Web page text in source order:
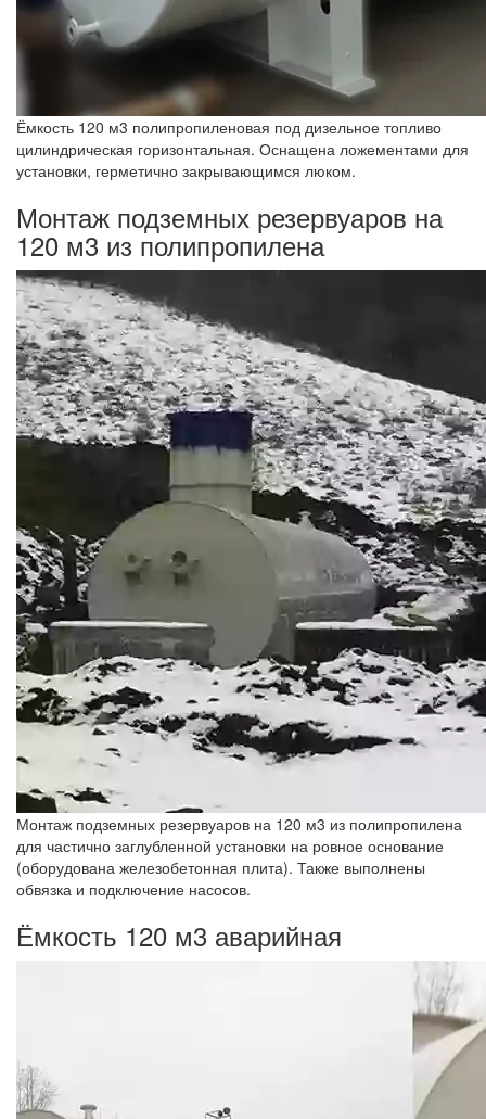
Ёмкость 120 м3 полипропиленовая под дизельное топливо
цилиндрическая горизонтальная. Оснащена ложементами для
установки, герметично закрывающимся люком.
Монтаж подземных резервуаров на
120 м3 из полипропилена
Монтаж подземных резервуаров на 120 м3 из полипропилена
для частично заглубленной установки на ровное основание
(оборудована железобетонная плита). Также выполнены
обвязка и подключение насосов.
Ёмкость 120 м3 аварийная